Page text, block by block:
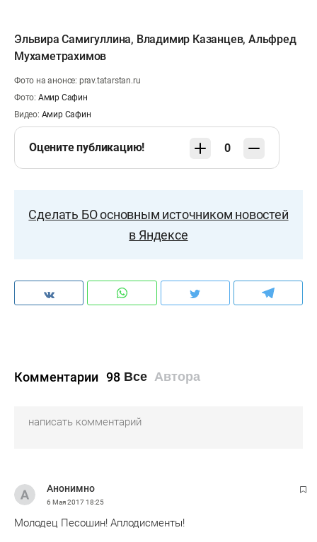
Эльвира Самигуллина, Владимир Казанцев,Альфред
Мухаметрахимов
Фото на анонсе: prav.tatarstan.ru
Фото: Амир Сафин
Видео: Амир Сафин
Оцените публикацию! 0
Сделать БО основным источником новостей
в Яндексе
Комментарии 98 Все Автора
Анонимно
6 Мая 201718:25
Молодец Песошин! Аплодисменты!